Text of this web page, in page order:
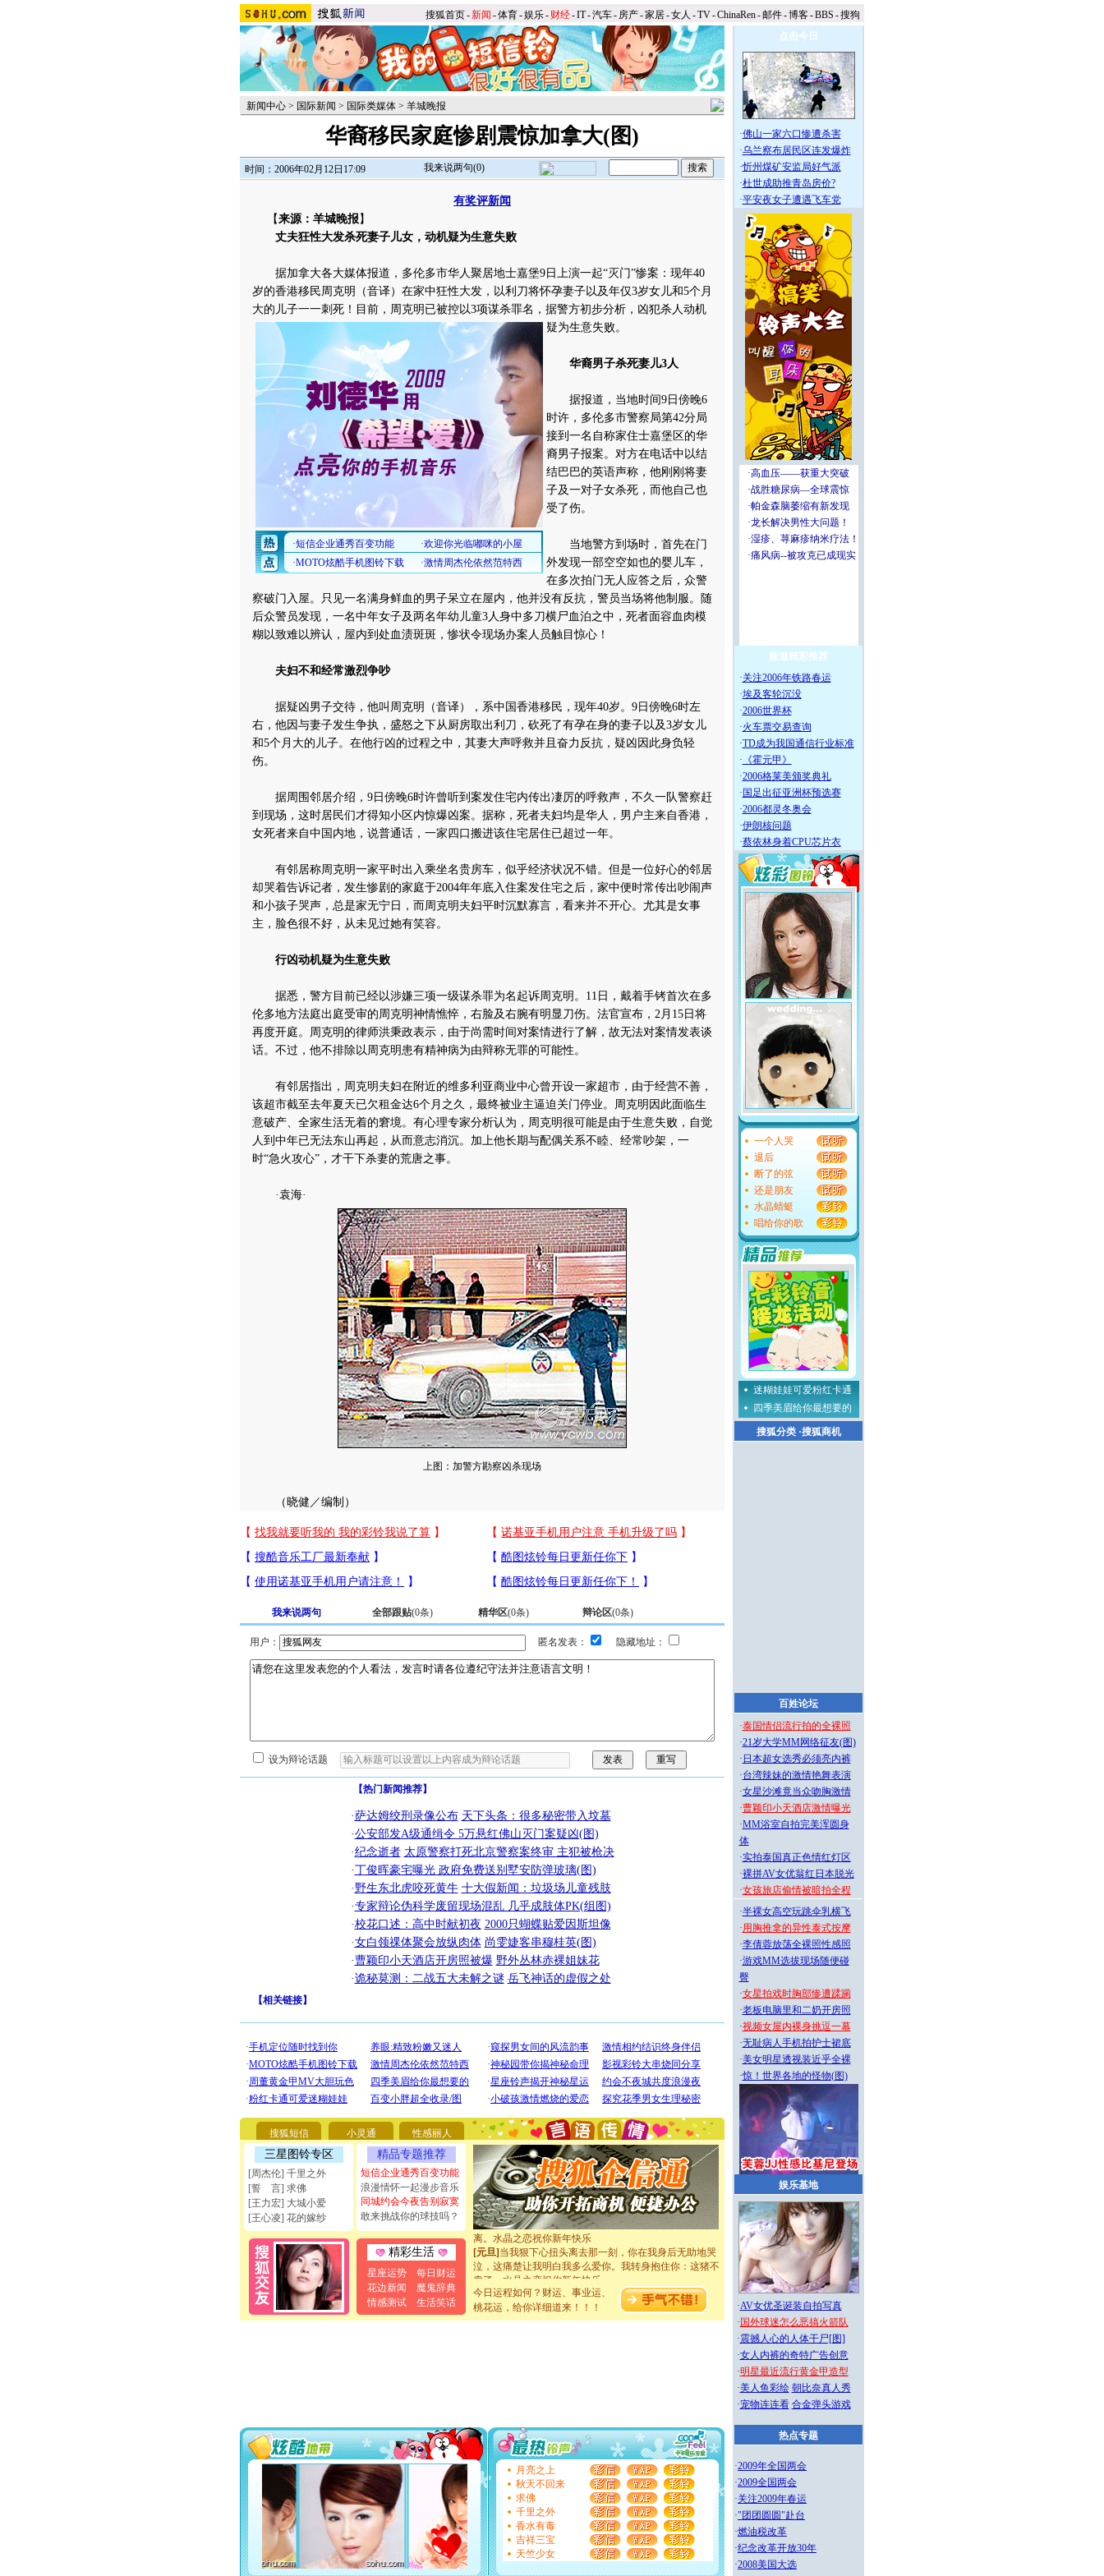
搜狐首页-新闻 -体育-娱乐- 财经-IT-汽车- 房产-家居-女人 -TV-ChinaRen-邮件-博客-BBS -搜狗
新闻中心 > 国际新闻 > 国际类媒体 > 羊城晚报
华裔移民家庭惨剧震惊加拿大(图)
时间：2006年02月12日17:09 我来说两句(0)
有奖评新闻
【来源：羊城晚报】
丈夫狂性大发杀死妻子儿女，动机疑为生意失败
据加拿大各大媒体报道，多伦多市华人聚居地士嘉堡9日上演一起“灭门”惨案：现年40
岁的香港移民周克明（音译）在家中狂性大发，以利刀将怀孕妻子以及年仅3岁女儿和5个月
大的儿子一一刺死！目前，周克明已被控以3项谋杀罪名，据警方初步分析，凶犯杀人动机
疑为生意失败。
华裔男子杀死妻儿3人
据报道，当地时间9日傍晚6
时许，多伦多市警察局第42分局
接到一名自称家住士嘉堡区的华
裔男子报案。对方在电话中以结
结巴巴的英语声称，他刚刚将妻
子及一对子女杀死，而他自己也
受了伤。
当地警方到场时，首先在门
外发现一部空空如也的婴儿车，
在多次拍门无人应答之后，众警
察破门入屋。只见一名满身鲜血的男子呆立在屋内，他并没有反抗，警员当场将他制服。随
后众警员发现，一名中年女子及两名年幼儿童3人身中多刀横尸血泊之中，死者面容血肉模
糊以致难以辨认，屋内到处血渍斑斑，惨状令现场办案人员触目惊心！
夫妇不和经常激烈争吵
据疑凶男子交待，他叫周克明（音译），系中国香港移民，现年40岁。9日傍晚6时左
右，他因与妻子发生争执，盛怒之下从厨房取出利刀，砍死了有孕在身的妻子以及3岁女儿
和5个月大的儿子。在他行凶的过程之中，其妻大声呼救并且奋力反抗，疑凶因此身负轻
伤。
据周围邻居介绍，9日傍晚6时许曾听到案发住宅内传出凄厉的呼救声，不久一队警察赶
到现场，这时居民们才得知小区内惊爆凶案。据称，死者夫妇均是华人，男户主来自香港，
女死者来自中国内地，说普通话，一家四口搬进该住宅居住已超过一年。
有邻居称周克明一家平时出入乘坐名贵房车，似乎经济状况不错。但是一位好心的邻居
却哭着告诉记者，发生惨剧的家庭于2004年年底入住案发住宅之后，家中便时常传出吵闹声
和小孩子哭声，总是家无宁日，而周克明夫妇平时沉默寡言，看来并不开心。尤其是女事
主，脸色很不好，从未见过她有笑容。
行凶动机疑为生意失败
据悉，警方目前已经以涉嫌三项一级谋杀罪为名起诉周克明。11日，戴着手铐首次在多
伦多地方法庭出庭受审的周克明神情憔悴，右脸及右腕有明显刀伤。法官宣布，2月15日将
再度开庭。周克明的律师洪秉政表示，由于尚需时间对案情进行了解，故无法对案情发表谈
话。不过，他不排除以周克明患有精神病为由辩称无罪的可能性。
有邻居指出，周克明夫妇在附近的维多利亚商业中心曾开设一家超市，由于经营不善，
该超市截至去年夏天已欠租金达6个月之久，最终被业主逼迫关门停业。周克明因此面临生
意破产、全家生活无着的窘境。有心理专家分析认为，周克明很可能是由于生意失败，自觉
人到中年已无法东山再起，从而意志消沉。加上他长期与配偶关系不睦、经常吵架，一
时“急火攻心”，才干下杀妻的荒唐之事。
·袁海·
上图：加警方勘察凶杀现场
（晓健／编制）
我来说两句 全部跟贴(0条) 精华区(0条) 辩论区(0条)
用户： 匿名发表： 隐藏地址：
设为辩论话题
【热门新闻推荐】
·萨达姆绞刑录像公布 天下头条：很多秘密带入坟墓
·公安部发A级通缉令 5万悬红佛山灭门案疑凶(图)
·纪念逝者 太原警察打死北京警察案终审 主犯被枪决
·丁俊晖豪宅曝光 政府免费送别墅安防弹玻璃(图)
·野生东北虎咬死黄牛 十大假新闻：垃圾场儿童残肢
·专家辩论伪科学废留现场混乱 几乎成肢体PK(组图)
·校花口述：高中时献初夜 2000只蝴蝶贴爱因斯坦像
·女白领祼体聚会放纵肉体 尚雯婕客串穆桂英(图)
·曹颖印小天酒店开房照被爆 野外丛林赤裸姐妹花
·诡秘莫测：二战五大未解之谜 岳飞神话的虚假之处
【相关链接】
搜狐短信 小灵通 性感丽人
三星图铃专区
[周杰伦] 千里之外
[誓 言] 求佛
[王力宏] 大城小爱
[王心凌] 花的嫁纱
精品专题推荐
短信企业通秀百变功能
浪漫情怀一起漫步音乐
同城约会今夜告别寂寞
敢来挑战你的球技吗？
精彩生活
星座运势
每日财运
花边新闻
魔鬼辞典
情感测试
生活笑话
[圣诞节]圣诞节到了，想想没什么送给你的，又不打算给
你太多，只有给你五千万：千万快乐！千万要健康！千万
要平安！千万要知足！千万不要忘记我！
[圣诞节]不只这样的日子才会想起你,而是这样的日子才
能正大光明地骚扰你,告诉你,圣诞要快乐!新年要快乐!天
天都要快乐噢!
[圣诞节]奉上一颗祝福的心,在这个特别的日子里,愿幸福,
如意,快乐,鲜花,一切美好的祝愿与你同在.圣诞快乐!
[元旦]看到你我会触电；看不到你我要充电；没有你我会
断电。爱你是我职业，想你是我事业，抱你是我特长，吻
你是我专业！水晶之恋祝你新年快乐
[元旦]如果上天让我许三个愿望，一是今生今世和你在一
起；二是再生再世和你在一起；三是三生三世和你不再分
离。水晶之恋祝你新年快乐
[元旦]当我狠下心扭头离去那一刻，你在我身后无助地哭
泣，这痛楚让我明白我多么爱你。我转身抱住你：这猪不
卖了。水晶之恋祝你新年快乐。
风柔雨润好月圆，半岛铁盒伴身边，每日尽显开心
颜！冬去春来似水如烟，劳碌人生需尽欢！听一曲轻歌，
道一声平安！新年吉祥万事如愿
天都要快乐噢!
[圣诞节]奉上一颗祝福的心,在这个特别的日子里,愿幸福,
如意,快乐,鲜花,一切美好的祝愿与你同在.圣诞快乐!
[元旦]
看到你我会触电；看不到你我要充电；没有你我会
断电。爱你是我职业，想你是我事业，抱你是我特长，吻
你是我专业！水晶之恋祝你新年快乐
[元旦]
如果上天让我许三个愿望，一是今生今世和你在一
起；二是再生再世和你在一起；三是三生三世和你不再分
离。水晶之恋祝你新年快乐
[元旦] 当我狠下心扭头离去那一刻，你在我身后无助地哭
今日运程如何？财运、事业运、
桃花运，给你详细道来！！！
月亮之上
秋天不回来
求佛
千里之外
香水有毒
吉祥三宝
天竺少女
点击今日
·佛山一家六口惨遭杀害
·乌兰察布居民区连发爆炸
·忻州煤矿安监局好气派
·杜世成助推青岛房价?
·平安夜女子遭遇飞车党
频道精彩推荐
·关注2006年铁路春运
·埃及客轮沉没
·2006世界杯
·火车票交易查询
·TD成为我国通信行业标准
· 《霍元甲》
·2006格莱美颁奖典礼
· 国足出征亚洲杯预选赛
·2006都灵冬奥会
·伊朗核问题
·蔡依林身着CPU芯片衣
一个人哭
退后
断了的弦
还是朋友
水晶蜻蜓
唱给你的歌
迷糊娃娃可爱粉红卡通
四季美眉给你最想要的
搜狐分类·搜狐商机
百姓论坛
·泰国情侣流行拍的全裸照
·21岁大学MM网络征友(图)
· 日本超女选秀必须亮内裤
·台湾辣妹的激情艳舞表演
·女星沙滩竟当众吻胸激情
·曹颖印小天酒店激情曝光
·MM浴室自拍完美浑圆身
体
·实拍泰国真正色情红灯区
·裸拼AV女优翁红日本脱光
·女孩旅店偷情被暗拍全程
·半裸女高空玩跳伞乳横飞
·用胸推拿的异性泰式按摩
·李倩蓉放荡全裸照性感照
·游戏MM选拔现场随便碰
臀
·女星拍戏时胸部惨遭蹂躏
·老板电脑里和二奶开房照
·视频女屋内裸身挑逗一幕
·无耻病人手机拍护士裙底
·美女明星透视装近乎全裸
·惊！世界各地的怪物(图)
娱乐基地
·AV女优圣诞装自拍写真
· 国外球迷怎么恶搞火箭队
·震撼人心的人体干尸[图]
·女人内裤的奇特广告创意
·明星最近流行黄金甲造型
·美人鱼彩绘 朝比奈真人秀
·宠物连连看 合金弹头游戏
热点专题
·2009年全国两会
·2009全国两会
·关注2009年春运
·"团团圆圆"赴台
·燃油税改革
·纪念改革开放30年
·2008美国大选